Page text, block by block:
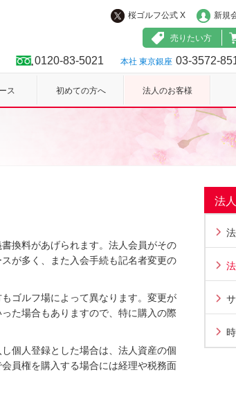
桜ゴルフ公式 X 新規
売りたい方
0120-83-5021 本社 東京銀座 03-3572-
ス 初めての方へ 法人のお客様
換料があげられます。法人会員がその
が多く、また入会手続も記名者変更の
ゴルフ場によって異なります。変更が
た場合もありますので、特に購入の際
個人登録とした場合は、法人資産の個
員権を購入する場合には経理や税務面
法